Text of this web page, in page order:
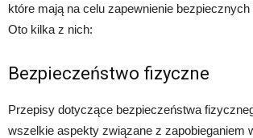
które mają na celu zapewnienie
Oto kilka z nich:
Bezpieczeństwo fizyczne
Przepisy dotyczące bezpieczeństwa
wszelkie aspekty związane z zapobieganiem